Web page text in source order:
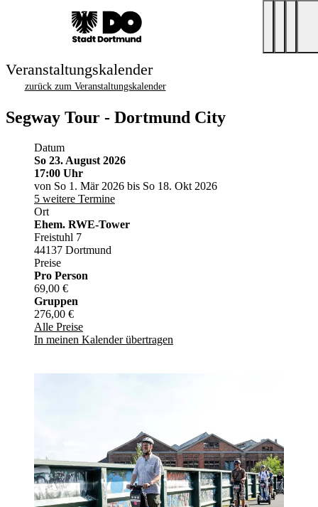
Veranstaltungskalender
zurück zum Veranstaltungskalender
Segway Tour - Dortmund City
Datum
So 23. August 2026
17:00 Uhr
von So 1. Mär 2026 bis So 18. Okt 2026
5 weitere Termine
Ort
Ehem. RWE-Tower
Freistuhl 7
44137 Dortmund
Preise
Pro Person
69,00 €
Gruppen
276,00 €
Alle Preise
In meinen Kalender übertragen